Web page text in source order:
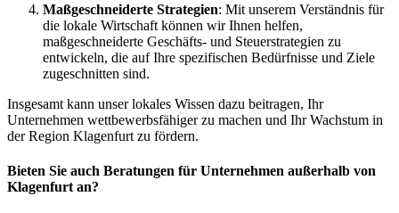
Maßgeschneiderte Strategien: Mit unserem Verständnis für
die lokale Wirtschaft können wir Ihnen helfen,
maßgeschneiderte Geschäfts- und Steuerstrategien zu
entwickeln, die auf Ihre spezifischen Bedürfnisse und Ziele
zugeschnitten sind.
Insgesamt kann unser lokales Wissen dazu beitragen, Ihr
Unternehmen wettbewerbsfähiger zu machen und Ihr Wachstum in
der Region Klagenfurt zu fördern.
Bieten Sie auch Beratungen für Unternehmen außerhalb von
Klagenfurt an?